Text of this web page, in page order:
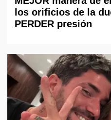
los orificios de la
PERDER presión